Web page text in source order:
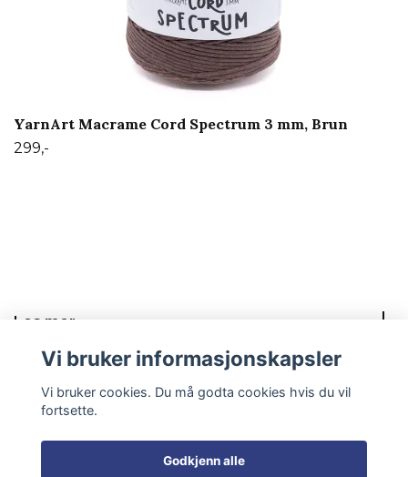
YarnArt Macrame Cord Spectrum 3 mm, Brun
299,-
Les mer
Vi bruker informasjonskapsler
Vi bruker cookies. Du må godta cookies hvis du vil
fortsette.
Godkjenn alle